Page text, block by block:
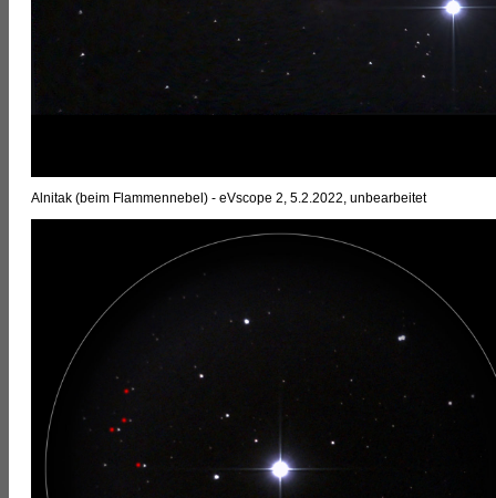
Alnitak (beim Flammennebel) - eVscope 2, 5.2.2022, unbearbeitet